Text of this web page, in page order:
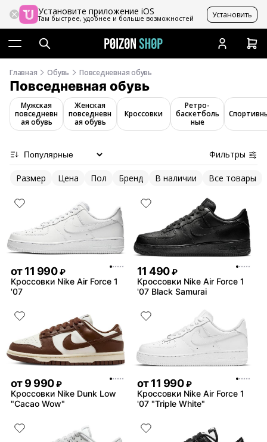
Установите приложение iOS
Там быстрее, удобнее и больше возможностей Установить
Главная Обувь Повседневная обувь
Повседневная обувь
Мужская
повседневн
ая обувь
Женская
повседневн
ая обувь
Кроссовки
Ретро-
баскетболь
ные
Фильтры
Размер Цена Пол Бренд В наличии Все товары
от11 990 ₽
Кроссовки Nike Air Force 1
'07
11 490 ₽
Кроссовки Nike Air Force 1
'07 Black Samurai
от9 990 ₽
Кроссовки Nike Dunk Low
"Cacao Wow"
от11 990 ₽
Кроссовки Nike Air Force 1
'07 "Triple White"